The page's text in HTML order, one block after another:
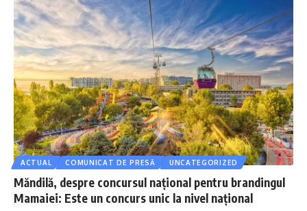
ACTUAL COMUNICAT DE PRESĂ UNCATEGORIZED
Măndilă, despre concursul național pentru brandingul
Mamaiei: Este un concurs unic la nivel național